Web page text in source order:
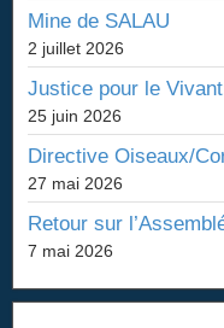
Mine de SALAU
2 juillet 2026
Justice pour le
25 juin 2026
Directive Oiseaux/
27 mai 2026
Retour sur
7 mai 2026